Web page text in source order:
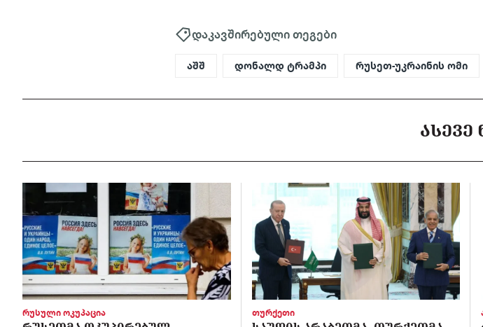
დაკავშირებული თეგები
აშშ დონალდ ტრამპი რუსეთ-უკრაინის ომი
ᲐᲡᲔᲕᲔ
რუსული ოკუპაცია თურქეთი